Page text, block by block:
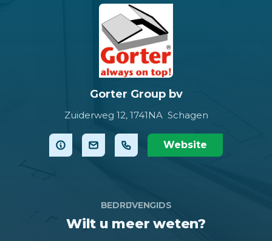
Gorter Group bv
Zuiderweg 12, 1741NA Schagen
Website
BEDRIJVENGIDS
Wilt u meer weten?